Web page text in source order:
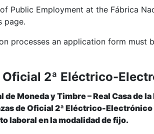
Public Employment at the Fábrica
page.
processes an application form
Oficial 2ª Eléctrico-
de Moneda y Timbre – Real Casa
de Oficial 2ª Eléctrico-
laboral en la modalidad de fijo.